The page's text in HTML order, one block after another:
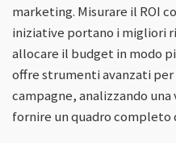
marketing. Misurare il ROI
iniziative portano i migliori
allocare il budget in modo
offre strumenti avanzati
campagne, analizzando
fornire un quadro